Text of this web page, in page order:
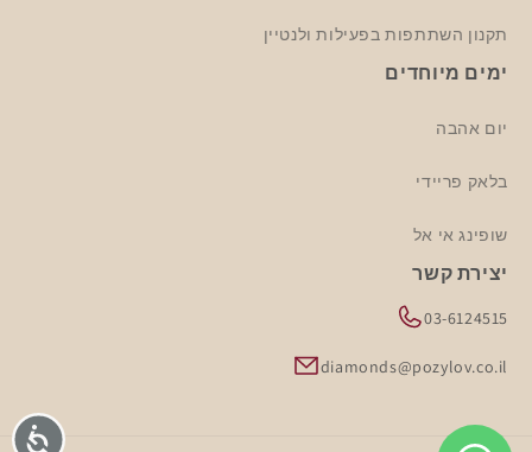
תקנון השתתפות בפעילות ולנטיין
ימים מיוחדים
יום אהבה
בלאק פריידי
שופינג אי אל
יצירת קשר
03-6124515
diamonds@pozylov.co.il